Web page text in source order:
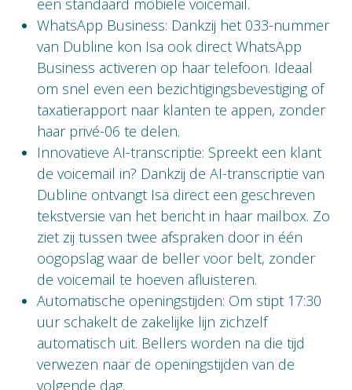
een standaard mobiele voicemail.
WhatsApp Business: Dankzij het 033-nummer
van Dubline kon Isa ook direct WhatsApp
Business activeren op haar telefoon. Ideaal
om snel even een bezichtigingsbevestiging of
taxatierapport naar klanten te appen, zonder
haar privé-06 te delen.
Innovatieve AI-transcriptie: Spreekt een klant
de voicemail in? Dankzij de AI-transcriptie van
Dubline ontvangt Isa direct een geschreven
tekstversie van het bericht in haar mailbox. Zo
ziet zij tussen twee afspraken door in één
oogopslag waar de beller voor belt, zonder
de voicemail te hoeven afluisteren.
Automatische openingstijden: Om stipt 17:30
uur schakelt de zakelijke lijn zichzelf
automatisch uit. Bellers worden na die tijd
verwezen naar de openingstijden van de
volgende dag.